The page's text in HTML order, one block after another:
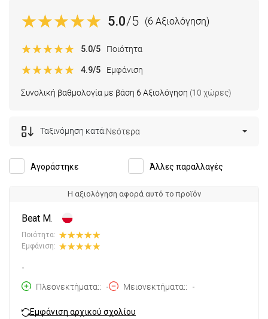
5.0/5 (6 Αξιολόγηση)
Συνολική βαθμολογία με βάση 6 Αξιολόγηση (10 χώρες)
5.0/5 Ποιότητα
4.9/5 Εμφάνιση
Αγοράστηκε Άλλες παραλλαγές
Ταξινόμηση κατά:Νεότερα
Η αξιολόγηση αφορά αυτό το προϊόν
Beat M.
Ποιότητα:
Εμφάνιση:
-
Πλεονεκτήματα:
- Μειονεκτήματα: -
Εμφάνιση αρχικού σχολίου